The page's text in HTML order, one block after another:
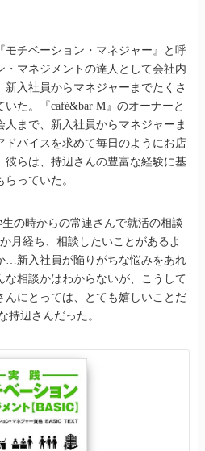
モチベーション・マネジャー』と呼
・マネジメントの達人として会社内
入社員からマネジャーまでたくさ
た。『café&bar M』のオーナーと
まで、新入社員からマネジャーま
ドバイスを求めて毎日のようにお店
彼らは、持辺さんの豊富な経験に基
っていた。
の時からの常連さんで就活の相談
月経ち、相談したいことがあるよ
…新入社員が陥りがちな悩みをあれ
な相談かはわからないが、こうして
んにとっては、とても嬉しいことだ
持辺さんだった。